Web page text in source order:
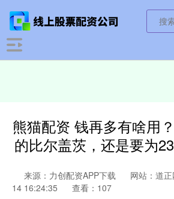
熊猫配资 钱再多有啥用
的比尔盖茨，还是要为
来源：力创配资APP下载 网站：道正
14 16:24:35
查看：107